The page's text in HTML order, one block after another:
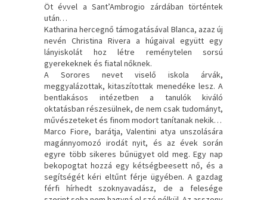
Öt évvel a Sant’Ambrogio zárdában történtek
után…
Katharina hercegnő támogatásával Blanca, azaz új
nevén Christina Rivera a húgaival együtt egy
lányiskolát hoz létre reménytelen sorsú
gyerekeknek és fiatal nőknek.
A Sorores nevet viselő iskola árvák,
meggyalázottak, kitaszítottak menedéke lesz. A
bentlakásos intézetben a tanulók kiváló
oktatásban részesülnek, de nem csak tudományt,
művészeteket és finom modort tanítanak nekik…
Marco Fiore, barátja, Valentini atya unszolására
magánnyomozó irodát nyit, és az évek során
egyre több sikeres bűnügyet old meg. Egy nap
bekopogtat hozzá egy kétségbeesett nő, és a
segítségét kéri eltűnt férje ügyében. A gazdag
férfi hírhedt szoknyavadász, de a felesége